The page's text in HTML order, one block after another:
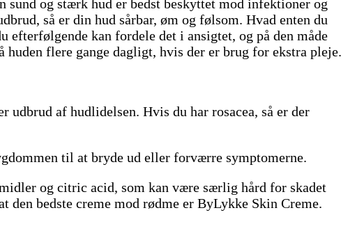
sund og stærk hud er bedst beskyttet mod infektioner og
så er din hud sårbar, øm og følsom. Hvad enten du
kan fordele det i ansigtet, og på den måde
flere gange dagligt, hvis der er brug for ekstra pleje.
af hudlidelsen. Hvis du har rosacea, så er der
til at bryde ud eller forværre symptomerne.
og citric acid, som kan være særlig hård for skadet
den bedste creme mod rødme er ByLykke Skin Creme.